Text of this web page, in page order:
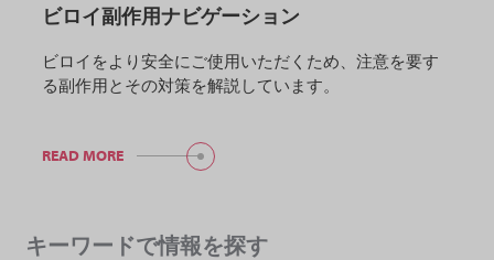
ビロイ副作用ナビゲーション
ビロイをより安全にご使用いただくため、注意を要す
る副作用とその対策を解説しています。
READ MORE
キーワードで情報を探す